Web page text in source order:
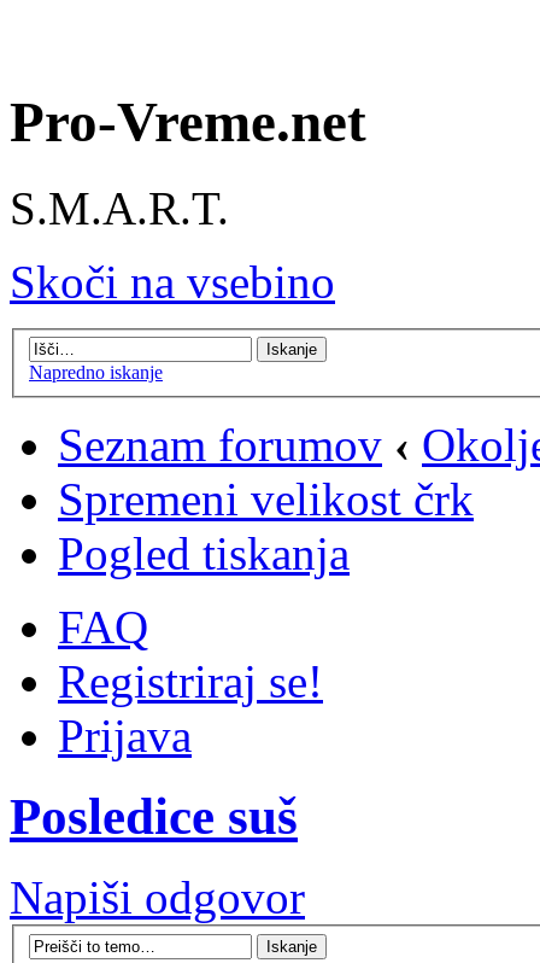
Pro-Vreme.net
S.M.A.R.T.
Skoči na vsebino
Napredno iskanje
Seznam forumov ‹
Spremeni velikost črk
Pogled tiskanja
FAQ
Registriraj se!
Prijava
Posledice suš
Napiši odgovor